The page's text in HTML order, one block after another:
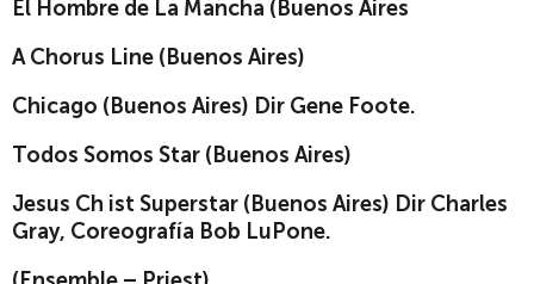
El Hombre de La Mancha (Buenos Aires
A Chorus Line (Buenos Aires)
Chicago (Buenos Aires) Dir Gene Foote.
Todos Somos Star (Buenos Aires)
Jesus Ch ist Superstar (Buenos Aires) Dir Charles
Gray, Coreografía Bob LuPone.